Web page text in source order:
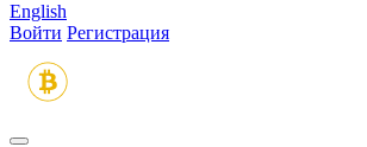
English
Войти Регистрация